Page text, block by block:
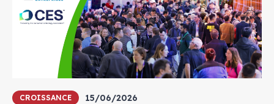
CROISSANCE 15/06/2026